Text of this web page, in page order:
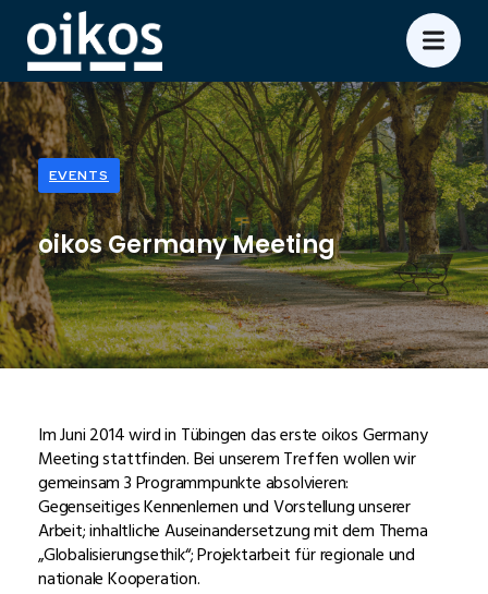
EVENTS
oikos Germany Meeting
Im Juni 2014 wird in Tübingen das erste oikos Germany
Meeting stattfinden. Bei unserem Treffen wollen wir
gemeinsam 3 Programmpunkte absolvieren:
Gegenseitiges Kennenlernen und Vorstellung unserer
Arbeit; inhaltliche Auseinandersetzung mit dem Thema
„Globalisierungsethik“; Projektarbeit für regionale und
nationale Kooperation.